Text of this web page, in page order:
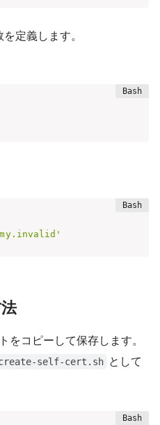
定義します。
をコピーして保存します。
self-cert.sh として